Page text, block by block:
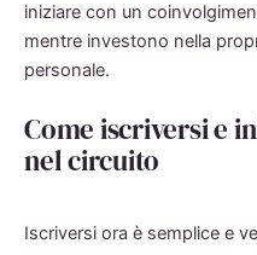
iniziare con un
mentre investono nella
personale.
Come iscriversi e
nel circuito
Iscriversi ora è semplice e